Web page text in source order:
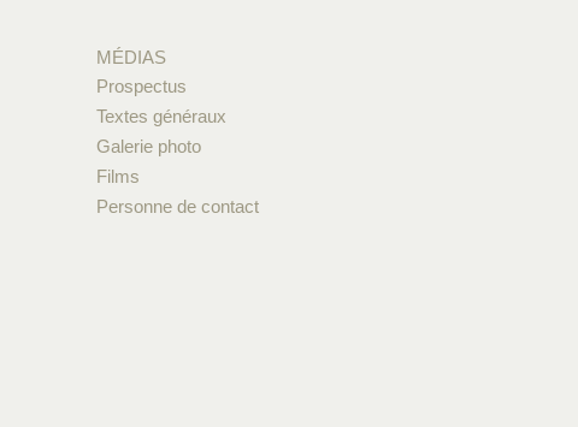
MÉDIAS
Prospectus
Textes généraux
Galerie photo
Films
Personne de contact